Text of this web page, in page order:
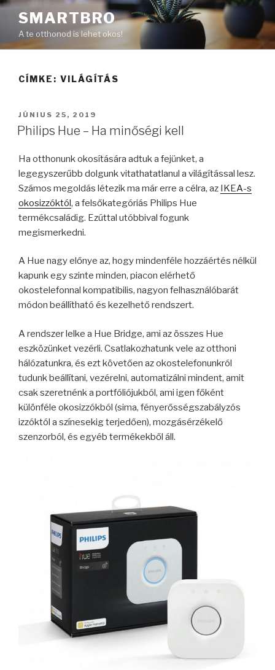
Tartalomhoz
SMARTBRO
A te otthonod is lehet okos!
CÍMKE: VILÁGÍTÁS
BEKÜLDVE:
JÚNIUS 25, 2019
Philips Hue – Ha minőségi kell
Ha otthonunk okosítására adtuk a fejünket, a
legegyszerűbb dolgunk vitathatatlanul a világítással lesz.
Számos megoldás létezik ma már erre a célra, az IKEA-s
okosizzóktól, a felsőkategóriás Philips Hue
termékcsaládig. Ezúttal utóbbival fogunk
megismerkedni.
A Hue nagy előnye az, hogy mindenféle hozzáértés nélkül
kapunk egy szinte minden, piacon elérhető
okostelefonnal kompatibilis, nagyon felhasználóbarát
módon beállítható és kezelhető rendszert.
A rendszer lelke a Hue Bridge, ami az összes Hue
eszközünket vezérli. Csatlakozhatunk vele az otthoni
hálózatunkra, és ezt követően az okostelefonunkról
tudunk beállítani, vezérelni, automatizálni mindent, amit
csak szeretnénk a portfóliójukból, ami igen főként
különféle okosizzókból (sima, fényerősségszabályzós
izzóktól a színesekig terjedően), mozgásérzékelő
szenzorból, és egyéb termékekből áll.